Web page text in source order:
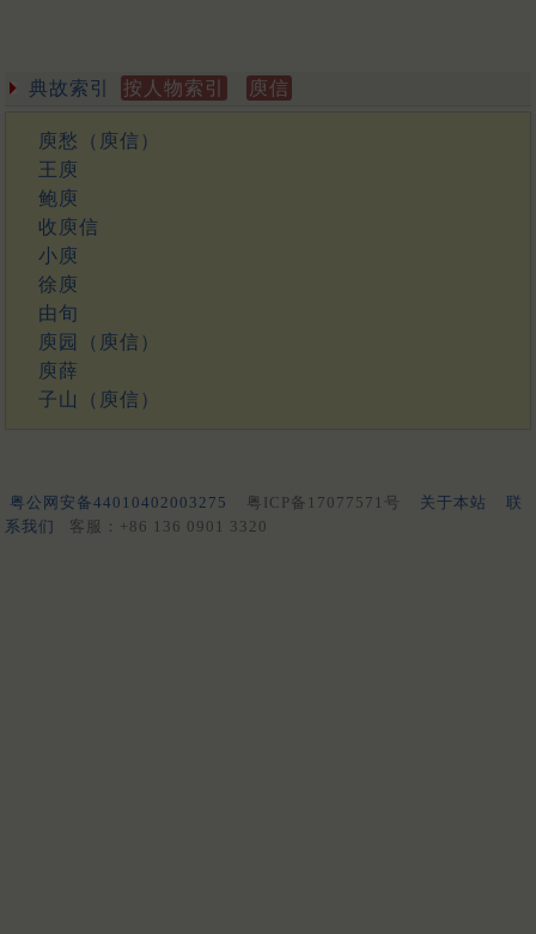
典故索引 按人物索引 庾信
庾愁（庾信）
王庾
鲍庾
收庾信
小庾
徐庾
由旬
庾园（庾信）
庾薛
子山（庾信）
粤公网安备44010402003275 粤ICP备17077571号 关于本站
联
系我们
客服：+86 136 0901 3320